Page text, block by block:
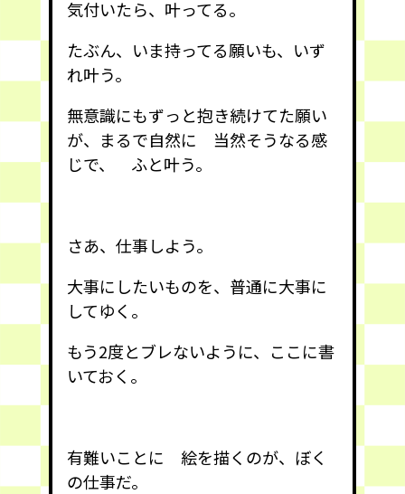
気付いたら、叶ってる。
たぶん、いま持ってる願いも、いず
れ叶う。
無意識にもずっと抱き続けてた願い
が、まるで自然に 当然そうなる感
じで、 ふと叶う。
さあ、仕事しよう。
大事にしたいものを、普通に大事に
してゆく。
もう2度とブレないように、ここに書
いておく。
有難いことに 絵を描くのが、ぼく
の仕事だ。